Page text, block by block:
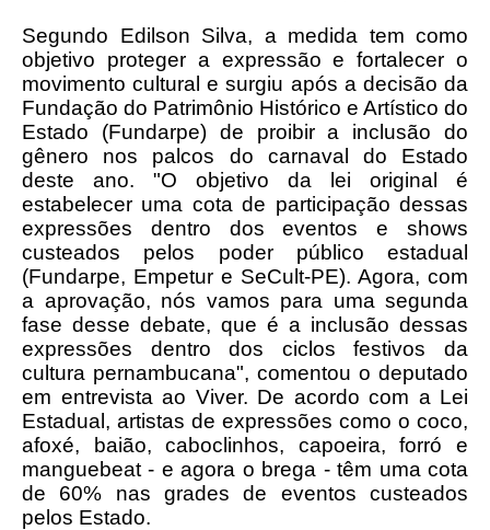
Segundo Edilson Silva, a medida tem como
objetivo proteger a expressão e fortalecer o
movimento cultural e surgiu após a decisão da
Fundação do Patrimônio Histórico e Artístico do
Estado (Fundarpe) de proibir a inclusão do
gênero nos palcos do carnaval do Estado
deste ano. "O objetivo da lei original é
estabelecer uma cota de participação dessas
expressões dentro dos eventos e shows
custeados pelos poder público estadual
(Fundarpe, Empetur e SeCult-PE). Agora, com
a aprovação, nós vamos para uma segunda
fase desse debate, que é a inclusão dessas
expressões dentro dos ciclos festivos da
cultura pernambucana", comentou o deputado
em entrevista ao Viver. De acordo com a Lei
Estadual, artistas de expressões como o coco,
afoxé, baião, caboclinhos, capoeira, forró e
manguebeat - e agora o brega - têm uma cota
de 60% nas grades de eventos custeados
pelos Estado.